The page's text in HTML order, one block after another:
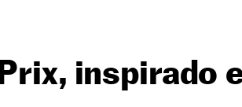
inspirado